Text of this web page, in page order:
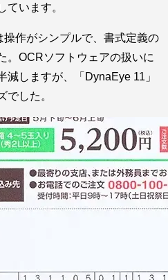
ています。
作がシンプルで、書式定義の
。OCRソフトウェアの扱いに
しますが、「DynaEye 11」
でした。